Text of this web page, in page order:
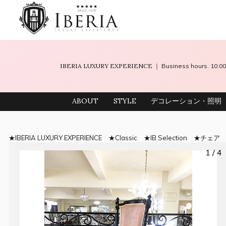
IBERIA LUXURY EXPERIENCE ｜ Business hours.
ABOUT STYLE デコレーション・照明
IBERIA LUXURY EXPERIENCE Classic IB Selection チェア
1 / 4